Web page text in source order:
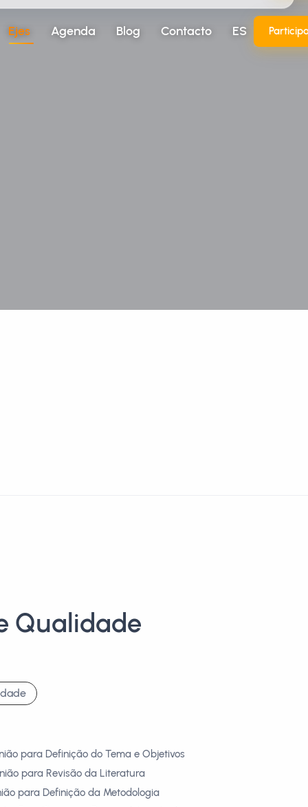
Ejes Agenda Blog Contacto ES
Qualidade
para Definição do Tema e Objetivos
para Revisão da Literatura
para Definição da Metodologia